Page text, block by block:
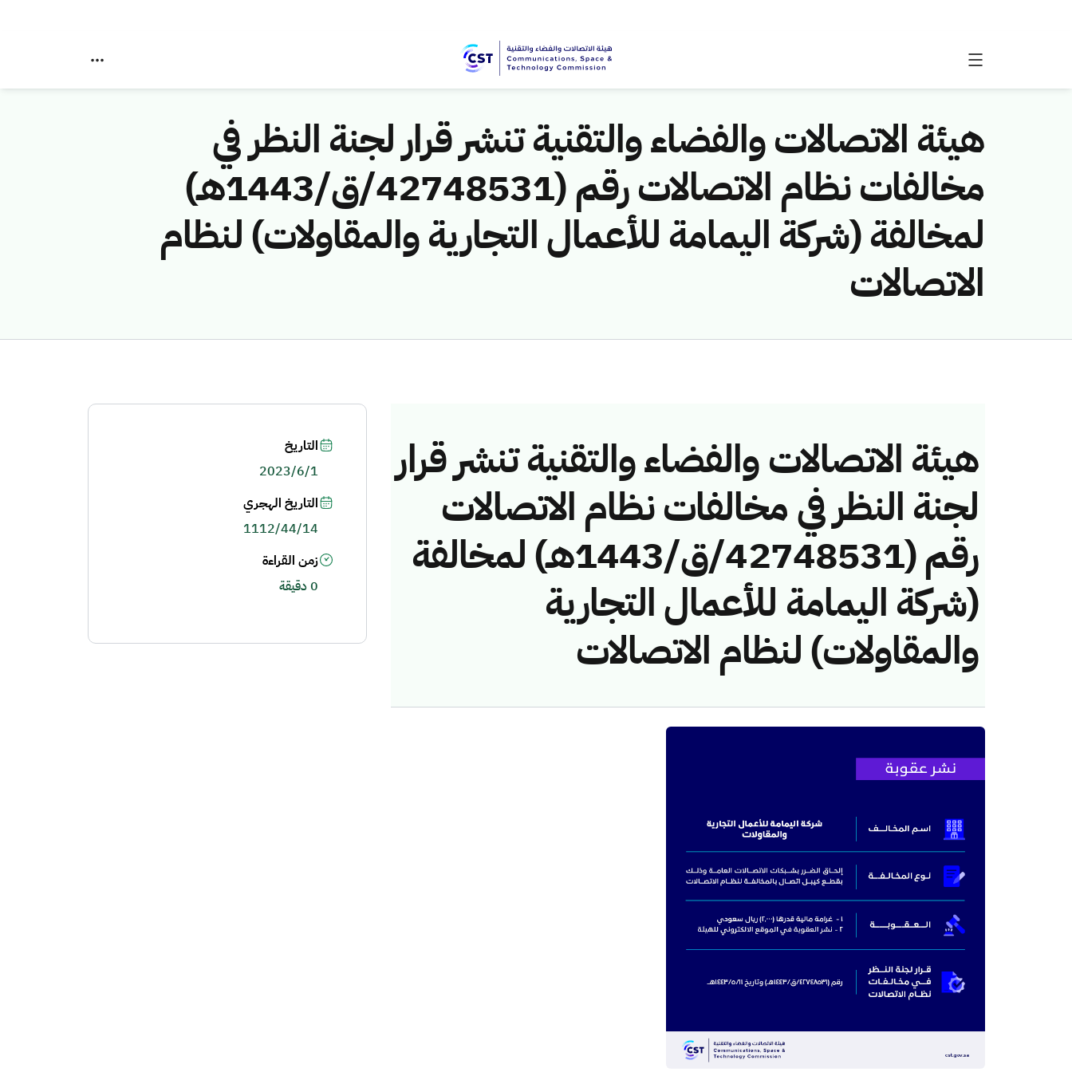
هيئة الاتصالات والفضاء والتقنية تنشر قرار لجنة النظر في
مخالفات نظام الاتصالات رقم (42748531/ق/1443هـ)
لمخالفة (شركة اليمامة للأعمال التجارية والمقاولات) لنظام
الاتصالات
هيئة الاتصالات والفضاء والتقنية تنشر قرار
لجنة النظر في مخالفات نظام الاتصالات
رقم (42748531/ق/1443هـ) لمخالفة
(شركة اليمامة للأعمال التجارية
والمقاولات) لنظام الاتصالات
التاريخ
2023/6/1
التاريخ الهجري
1112/44/14
زمن القراءة
0 دقيقة